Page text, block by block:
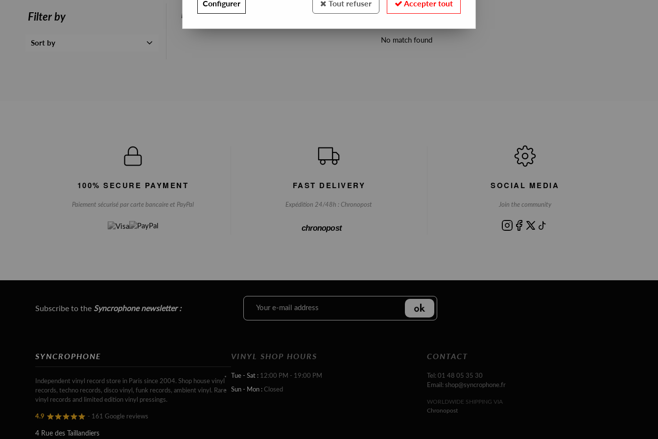
Filter by
Sort by
PRESALES EXCLUSIVES
No match found
100% SECURE PAYMENT
Paiement sécurisé par carte bancaire et PayPal
FAST DELIVERY
Expédition 24/48h : Chronopost
chronopost
SOCIAL MEDIA
Join the community
Subscribe to the Syncrophone newsletter :
SYNCROPHONE
Independent vinyl record store in Paris since 2004. Shop house vinyl
records, techno records, disco vinyl, funk records, ambient vinyl. Rare
vinyl records and limited edition vinyl pressings.
4.9 - 161 Google reviews
4 Rue des Taillandiers
VINYL SHOP HOURS
Tue - Sat : 12:00 PM - 19:00 PM
Sun - Mon : Closed
CONTACT
Tel: 01 48 05 35 30
Email: shop@syncrophone.fr
WORLDWIDE SHIPPING VIA
Chronopost
Configurer Tout refuser Accepter tout